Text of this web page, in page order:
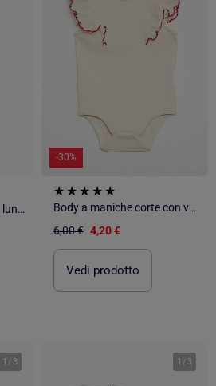
Body in cotone a manica lunga con volant
-30%
Body a maniche corte con volant
6,00 € 4,20 €
Vedi prodotto
1 / 3 1 / 3